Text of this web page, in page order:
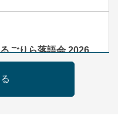
ごりら落語会 2026
分開場）全席指定
円